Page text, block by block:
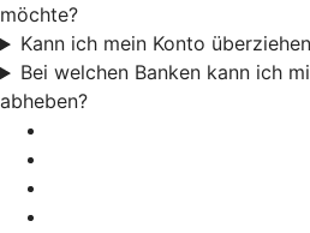
möchte?
Kann ich mein Konto
Bei welchen Banken kann ich
abheben?